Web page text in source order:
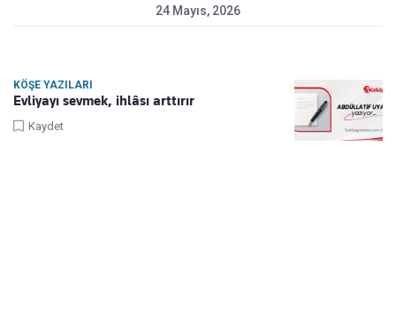
24 Mayıs, 2026
KÖŞE YAZILARI
Evliyayı sevmek, ihlâsı arttırır
Kaydet